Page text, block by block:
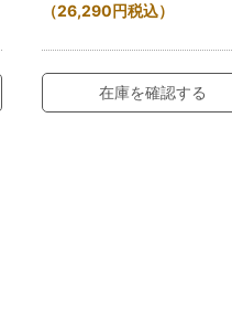
（26,290円税込）
在庫を確認する